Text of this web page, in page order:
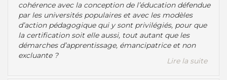
cohérence avec la conception de l’éducation défendue
par les universités populaires et avec les modèles
d’action pédagogique qui y sont privilégiés, pour que
la certification soit elle aussi, tout autant que les
démarches d’apprentissage, émancipatrice et non
excluante ?
Lire la suite